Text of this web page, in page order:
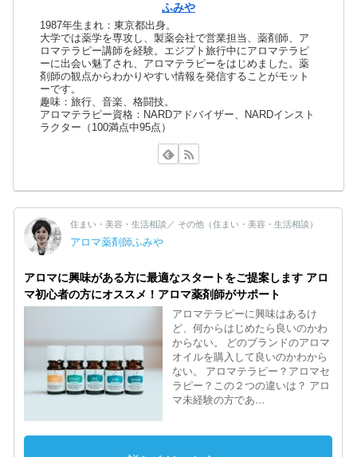
ふみや
1987年生まれ：東京都出身。
大学では薬学を専攻し、製薬会社で営業担当、薬剤師、ア
ロマテラピー講師を経験。エジプト旅行中にアロマテラピ
ーに出会い魅了され、アロマテラピーをはじめました。薬
剤師の観点からわかりやすい情報を発信することがモット
ーです。
趣味：旅行、音楽、格闘技。
アロマテラピー資格：NARDアドバイザー、NARDインスト
ラクター（100満点中95点）